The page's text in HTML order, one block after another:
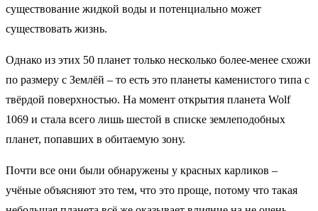
существование жидкой воды и потенциально может
существовать жизнь.
Однако из этих 50 планет только несколько более-менее схожи
по размеру с Землёй – то есть это планеты каменистого типа с
твёрдой поверхностью. На момент открытия планета Wolf
1069 и стала всего лишь шестой в списке землеподобных
планет, попавших в обитаемую зону.
Почти все они были обнаружены у красных карликов –
учёные объясняют это тем, что это проще, потому что такая